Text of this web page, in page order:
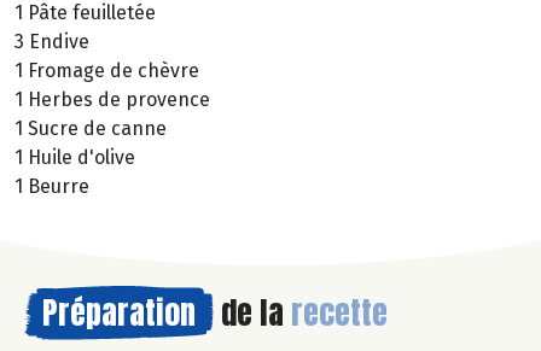
1 Pâte feuilletée
3 Endive
1 Fromage de chèvre
1 Herbes de provence
1 Sucre de canne
1 Huile d'olive
1 Beurre
Préparation de la recette